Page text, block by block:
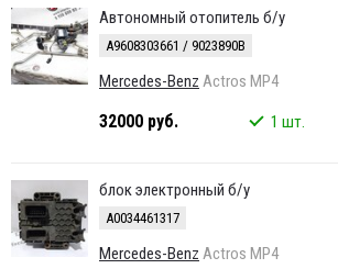
Автономный отопитель б/у
A9608303661 / 9023890B
Mercedes-Benz Actros MP4
32000 руб. 1 шт.
блок электронный б/у
A0034461317
Mercedes-Benz Actros MP4